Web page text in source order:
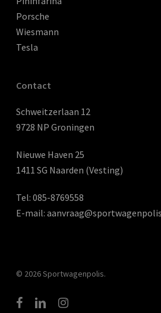
Porsche
Wiesmann
Tesla
Contact
Schweitzerlaan 12
9728 NP Groningen
Nieuwe Haven 25
1411 SG Naarden (Vesting)
Tel: 085-8769558
E-mail:
© 2026 Sportwagenpolis.
facebooklinkedininstagram